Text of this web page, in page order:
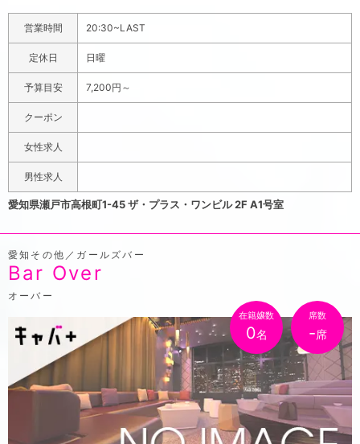
※再生すると音楽が流れます。▽ ▽ こちらをタップ
▽ ▽ △△タップで応募△△ 電話受付時間は 18時~24
時となります090-1298-98960561-85-3788 ▼系列
店 ヴィクシー▼▼系列店 モッシュ▼
瀬戸で唯一のラグジュアリーキャバクラで、内装は高級感
に溢れ、かなり広い作りとなっております。一つ一つのテ
しめます。もちろんお1人でお越し頂いても素敵な時間を
お約束致します。キャストは様々なタイプの女性が在籍。
綺麗な子、可愛い子、話が面白い子など、在籍数はかなり
多いです。きっと貴方だけの素敵な女性を探せるはずで
す。瀬戸で忘れられない素敵な夜を過ごしたいなら、ビジ
ューに来れば間違いありません。
営業時間 20:30~LAST
定休日 日曜
予算目安 7,200円～
クーポン
女性求人
男性求人
愛知県瀬戸市高根町1-45 ザ・プラス・ワンビル 2F A1号室
愛知その他／ガールズバー
Bar Over
オーバー
在籍嬢数
0名
席数
-席